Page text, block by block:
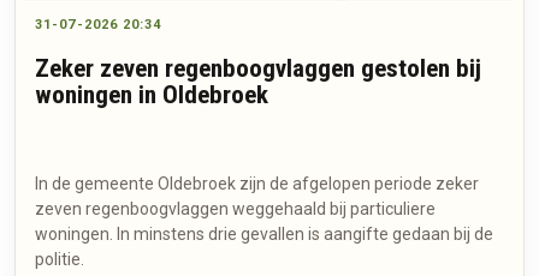
31-07-2026 20:34
Zeker zeven regenboogvlaggen gestolen bij
woningen in Oldebroek
In de gemeente Oldebroek zijn de afgelopen periode zeker
zeven regenboogvlaggen weggehaald bij particuliere
woningen. In minstens drie gevallen is aangifte gedaan bij de
politie.